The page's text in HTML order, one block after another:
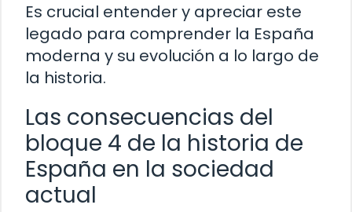
Es crucial entender y apreciar este
legado para comprender la España
moderna y su evolución a lo largo de
la historia.
Las consecuencias del
bloque 4 de la historia de
España en la sociedad
actual